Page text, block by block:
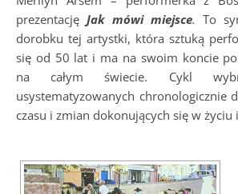
prezentację Jak mówi miejsce. To
dorobku tej artystki, która sztuką
się od 50 lat i ma na swoim koncie
na całym świecie. Cykl
usystematyzowanych chronologicznie
czasu i zmian dokonujących się w życiu